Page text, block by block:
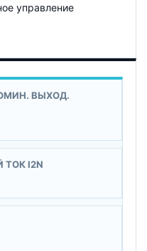
управление
ВЫХОД.
I2N